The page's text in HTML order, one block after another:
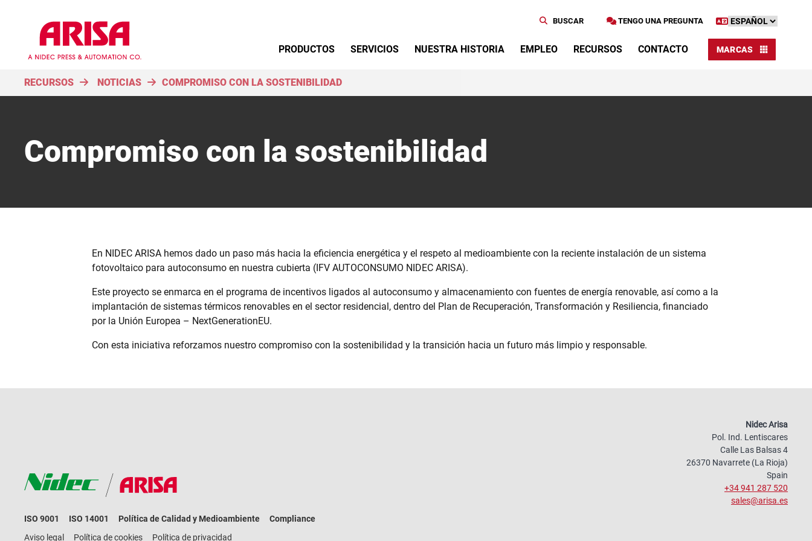
TENGO UNA PREGUNTA
BUSCAR
PRODUCTOS
SERVICIOS NUESTRA HISTORIA EMPLEO RECURSOS CONTACTO MARCAS
RECURSOS NOTICIAS COMPROMISO CON LA SOSTENIBILIDAD
Compromiso con la sostenibilidad
En NIDEC ARISA hemos dado un paso más hacia la eficiencia energética y el respeto al medioambiente con la reciente instalación de un sistema
fotovoltaico para autoconsumo en nuestra cubierta (IFV AUTOCONSUMO NIDEC ARISA).
Este proyecto se enmarca en el programa de incentivos ligados al autoconsumo y almacenamiento con fuentes de energía renovable, así como a la
implantación de sistemas térmicos renovables en el sector residencial, dentro del Plan de Recuperación, Transformación y Resiliencia, financiado
por la Unión Europea – NextGenerationEU.
Con esta iniciativa reforzamos nuestro compromiso con la sostenibilidad y la transición hacia un futuro más limpio y responsable.
ISO 9001 ISO 14001 Política de Calidad y Medioambiente
Compliance
Aviso legal
Política de cookies Política de privacidad
Nidec Arisa
Pol. Ind. Lentiscares
Calle Las Balsas 4
26370 Navarrete (La Rioja)
Spain
+34 941 287 520
sales@arisa.es